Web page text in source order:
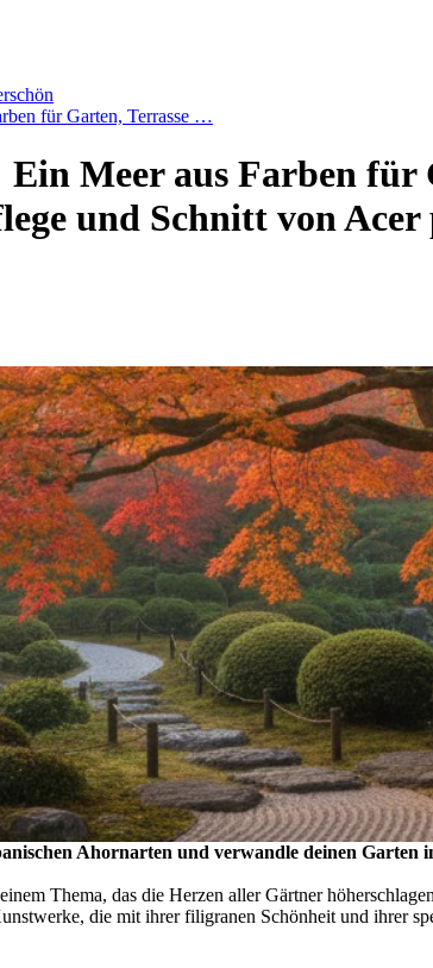
für Garten, Terrasse …
Meer aus Farben
und Schnitt von
Ahornarten und verwandle deinen Garten
Thema, das die Herzen aller Gärtner
die mit ihrer filigranen Schönheit und ihrer